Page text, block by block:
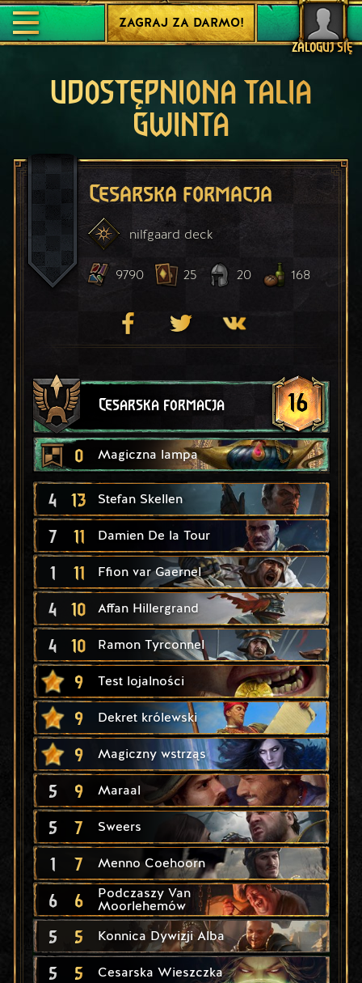
ZALOGUJ SIĘ
ZAGRAJ ZA DARMO!
UDOSTĘPNIONA TALIA
GWINTA
Cesarska formacja
nilfgaard deck
9790 25 20 168
Cesarska formacja 16
0 Magiczna lampa
4 13 Stefan Skellen
7 11 Damien De la Tour
1 11 Ffion var Gaernel
4 10 Affan Hillergrand
4 10 Ramon Tyrconnel
9 Test lojalności
9 Dekret królewski
9 Magiczny wstrząs
5 9 Maraal
5 7 Sweers
1 7 Menno Coehoorn
6 6
Podczaszy Van
Moorlehemów
5 5 Konnica Dywizji Alba
5 5 Cesarska Wieszczka